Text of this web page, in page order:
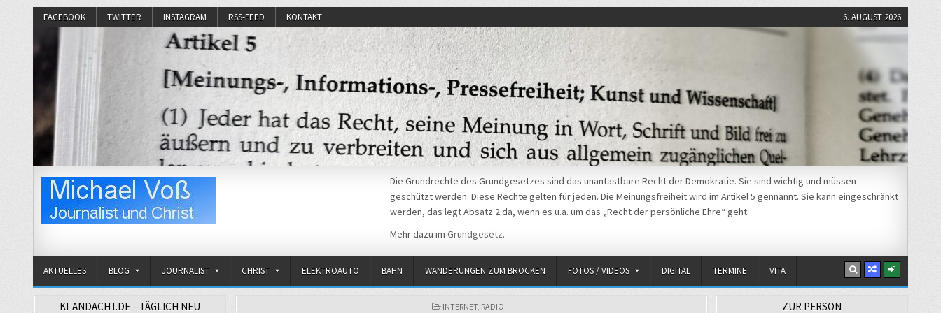
FACEBOOK TWITTER INSTAGRAM RSS-FEED KONTAKT 6. AUGUST 2026
Die Grundrechte des Grundgesetzes sind das unantastbare Recht der Demokratie. Sie sind wichtig und müssen
geschützt werden. Diese Rechte gelten für jeden. Die Meinungsfreiheit wird im Artikel 5 gennannt. Sie kann eingeschränkt
werden, das legt Absatz 2 da, wenn es u.a. um das „Recht der persönliche Ehre“ geht.
Mehr dazu im Grundgesetz.
AKTUELLES BLOG JOURNALIST CHRIST ELEKTROAUTO BAHN WANDERUNGEN ZUM BROCKEN FOTOS / VIDEOS DIGITAL TERMINE VITA
POSTED
INTERNET, RADIO
KI-ANDACHT.DE – TÄGLICH NEU ZUR PERSON